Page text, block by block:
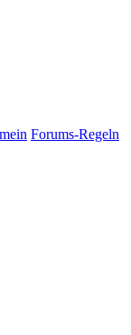
Forums-Regeln